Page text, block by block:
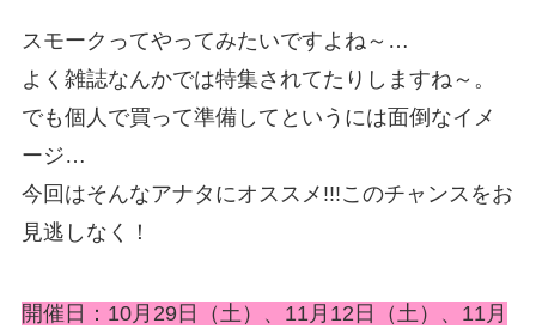
スモークってやってみたいですよね～…
よく雑誌なんかでは特集されてたりしますね～。
でも個人で買って準備してというには面倒なイメ
ージ…
今回はそんなアナタにオススメ!!!このチャンスをお
見逃しなく！
開催日：10月29日（土）、11月12日（土）、11月